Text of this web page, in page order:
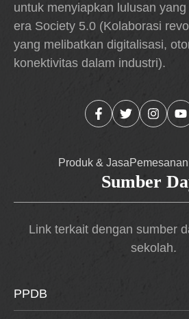
untuk menyiapkan lulusan
era Society 5.0 (Kolaborasi
yang melibatkan digitalisasi,
konektivitas dalam industri).
Produk & JasaPemesanan
Sumber
Link terkait dengan sumber
sekolah.
PPDB